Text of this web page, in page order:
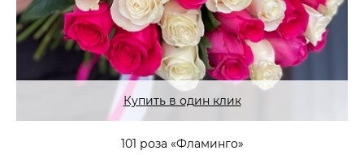
Купить в один клик
101 роза «Фламинго»